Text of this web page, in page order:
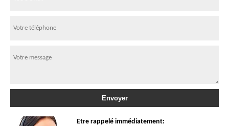
Etre rappelé immédiatement: